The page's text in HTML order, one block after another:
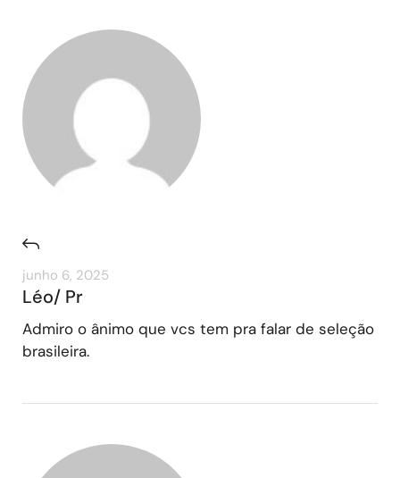
junho 6, 2025
Léo/ Pr
Admiro o ânimo que vcs tem pra falar de seleção
brasileira.